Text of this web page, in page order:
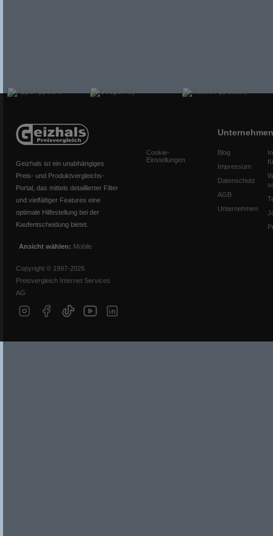
Geizhals ist ein unabhängiges
Preis- und Produktvergleichs-
Portal, das mittels detaillierter Filter
und vielfältiger Features eine
optimale Hilfestellung bei der
Kaufentscheidung bietet.
Ansicht wählen: Mobile
Copyright © 1997-2026
Preisvergleich Internet Services
AG
Cookie-
Einstellungen
Unternehmen
Blog
Impressum
Datenschutz
AGB
Unternehmen